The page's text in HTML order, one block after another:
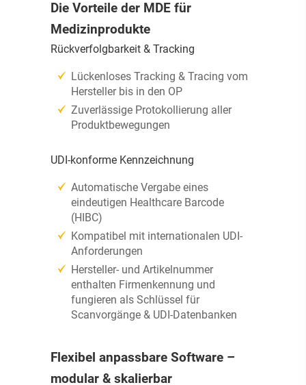
Die Vorteile der MDE für
Medizinprodukte
Rückverfolgbarkeit & Tracking
Lückenloses Tracking & Tracing vom
Hersteller bis in den OP
Zuverlässige Protokollierung aller
Produktbewegungen
UDI-konforme Kennzeichnung
Automatische Vergabe eines
eindeutigen Healthcare Barcode
(HIBC)
Kompatibel mit internationalen UDI-
Anforderungen
Hersteller- und Artikelnummer
enthalten Firmenkennung und
fungieren als Schlüssel für
Scanvorgänge & UDI-Datenbanken
Flexibel anpassbare Software –
modular & skalierbar